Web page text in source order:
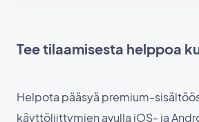
Tee tilaamisesta helppoa
Helpota pääsyä premium-
käyttöliittymien avulla iOS- ja